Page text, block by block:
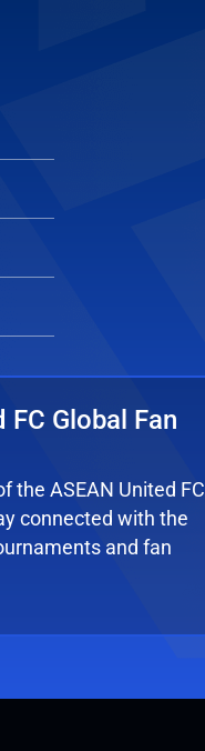
FC Global Fan
the ASEAN United FC
connected with the
and fan